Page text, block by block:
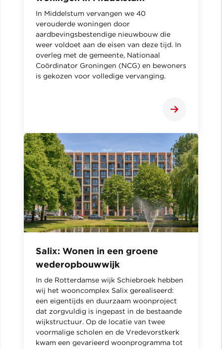
In Middelstum vervangen we 40
verouderde woningen door
aardbevingsbestendige nieuwbouw die
weer voldoet aan de eisen van deze tijd. In
overleg met de gemeente, Nationaal
Coördinator Groningen (NCG) en bewoners
is gekozen voor volledige vervanging.
Salix: Wonen in een groene
wederopbouwwijk
In de Rotterdamse wijk Schiebroek hebben
wij het wooncomplex Salix gerealiseerd:
een eigentijds en duurzaam woonproject
dat zorgvuldig is ingepast in de bestaande
wijkstructuur. Op de locatie van twee
voormalige scholen en de Vredevorstkerk
kwam een gevarieerd woonprogramma tot